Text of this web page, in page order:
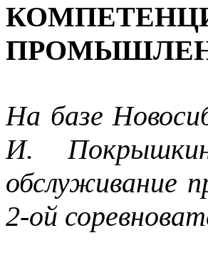
На базе
И.
обслуживание
2-ой